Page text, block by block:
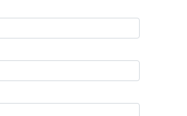
informazioni